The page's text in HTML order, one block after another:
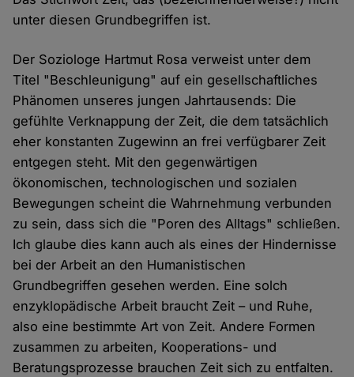
unter diesen Grundbegriffen ist.
Der Soziologe Hartmut Rosa verweist unter dem
Titel "Beschleunigung" auf ein gesellschaftliches
Phänomen unseres jungen Jahrtausends: Die
gefühlte Verknappung der Zeit, die dem tatsächlich
eher konstanten Zugewinn an frei verfügbarer Zeit
entgegen steht. Mit den gegenwärtigen
ökonomischen, technologischen und sozialen
Bewegungen scheint die Wahrnehmung verbunden
zu sein, dass sich die "Poren des Alltags" schließen.
Ich glaube dies kann auch als eines der Hindernisse
bei der Arbeit an den Humanistischen
Grundbegriffen gesehen werden. Eine solch
enzyklopädische Arbeit braucht Zeit – und Ruhe,
also eine bestimmte Art von Zeit. Andere Formen
zusammen zu arbeiten, Kooperations- und
Beratungsprozesse brauchen Zeit sich zu entfalten.